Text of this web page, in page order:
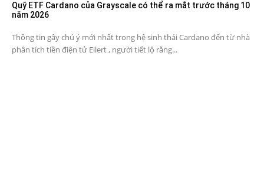
Quỹ ETF Cardano của Grayscale có thể ra mắt trước tháng 10
năm 2026
Thông tin gây chú ý mới nhất trong hệ sinh thái Cardano đến từ nhà
phân tích tiền điện tử Eilert , người tiết lộ rằng...